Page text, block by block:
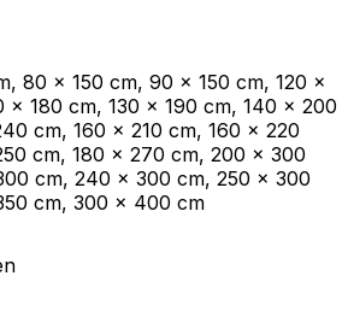
80 x 150 cm, 90 x 150 cm, 120 x
x 180 cm, 130 x 190 cm, 140 x 200
cm, 160 x 210 cm, 160 x 220
cm, 180 x 270 cm, 200 x 300
cm, 240 x 300 cm, 250 x 300
cm, 300 x 400 cm